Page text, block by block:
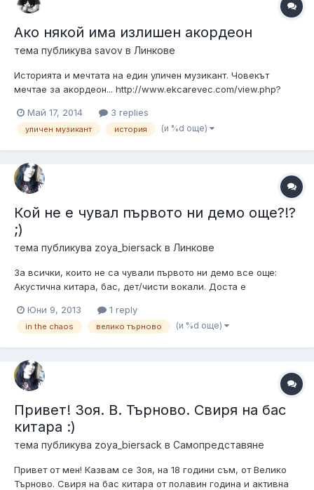
Ако някой има излишен акордеон
тема публикува savov в Линкове
Историята и мечтата на един уличен музикант. Човекът
мечтае за акордеон... http://www.ekcarevec.com/view.php?
Май 17, 2014
3 replies
уличен музикант история (и %d още)
Кой не е чувал първото ни демо още?!?
;)
тема публикува zoya_biersack в Линкове
За всички, които не са чували първото ни демо все още:
Акустична китара, бас, дет/чисти вокали. Доста е
Юни 9, 2013
1 reply
in the chaos велико търново (и %d още)
Привет! Зоя. В. Търново. Свиря на бас
китара :)
тема публикува zoya_biersack в Самопредставяне
Привет от мен! Казвам се Зоя, на 18 години съм, от Велико
Търново. Свиря на бас китара от полавин година и активна